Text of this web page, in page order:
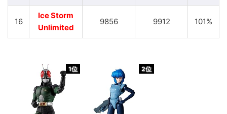
16
Ice Storm
Unlimited
9856 9912 101%
1位 2位